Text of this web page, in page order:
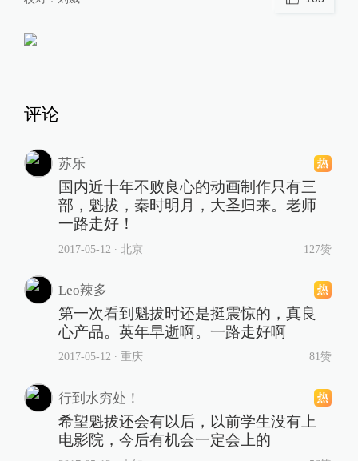
评论
苏乐
国内近十年不败良心的动画制作只有三
部，魁拔，秦时明月，大圣归来。老师
一路走好！
2017-05-12 ∙ 北京 127赞
Leo辣多
第一次看到魁拔时还是挺震惊的，真良
心产品。英年早逝啊。一路走好啊
2017-05-12 ∙ 重庆 81赞
行到水穷处！
希望魁拔还会有以后，以前学生没有上
电影院，今后有机会一定会上的